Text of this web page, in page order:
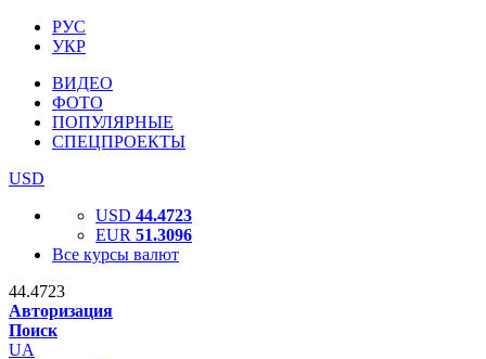
РУС
УКР
ВИДЕО
ФОТО
ПОПУЛЯРНЫЕ
СПЕЦПРОЕКТЫ
USD
USD 44.4723
EUR 51.3096
Все курсы валют
44.4723
Авторизация
Поиск
UA